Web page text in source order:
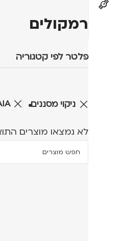
רמקולים
פלטר לפי קטגוריה
ניקוי מסננים
לא נמצאו מוצרים